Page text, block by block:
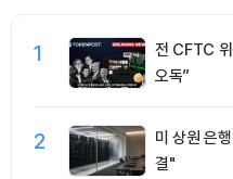
1
전 CFTC 위
오독”
2
미 상원 은
결"